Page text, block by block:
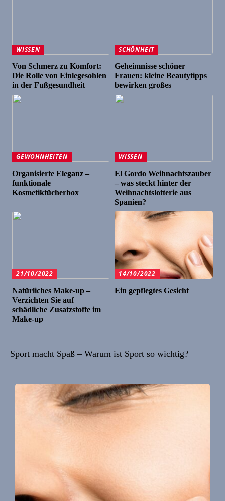
WISSEN
Von Schmerz zu Komfort:
Die Rolle von Einlegesohlen
in der Fußgesundheit
SCHÖNHEIT
Geheimnisse schöner
Frauen: kleine Beautytipps
bewirken großes
GEWOHNHEITEN
Organisierte Eleganz –
funktionale
Kosmetiktücherbox
WISSEN
El Gordo Weihnachtszauber
– was steckt hinter der
Weihnachtslotterie aus
Spanien?
21/10/2022
Natürliches Make-up –
Verzichten Sie auf
schädliche Zusatzstoffe im
Make-up
14/10/2022
Ein gepflegtes Gesicht
Sport macht Spaß – Warum ist Sport so wichtig?